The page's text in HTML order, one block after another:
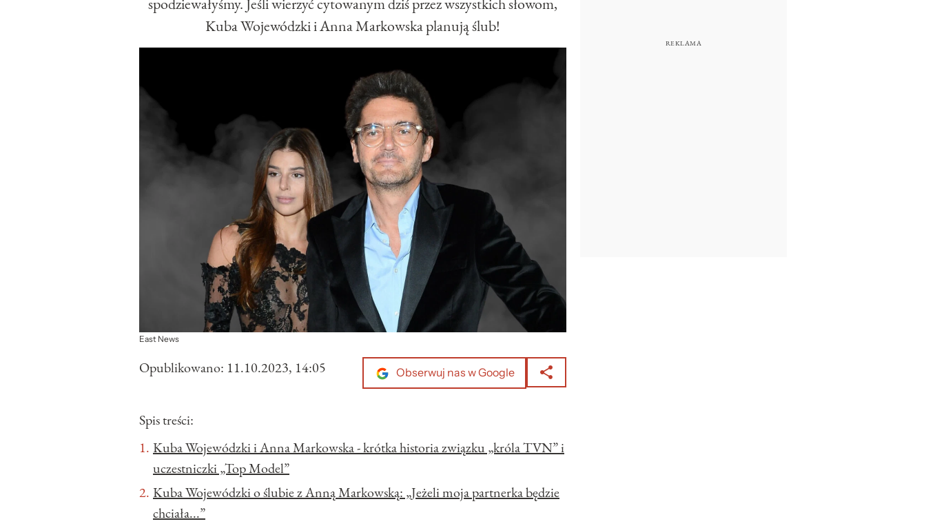
Kuba Wojewódzki i Anna Markowska planują ślub!
East News
Opublikowano: 11.10.2023, 14:05 Obserwuj nas w Google
Spis treści:
Kuba Wojewódzki i Anna Markowska - krótka historia związku „króla TVN” i
uczestniczki „Top Model”
Kuba Wojewódzki o ślubie z Anną Markowską: „Jeżeli moja partnerka będzie
chciała...”